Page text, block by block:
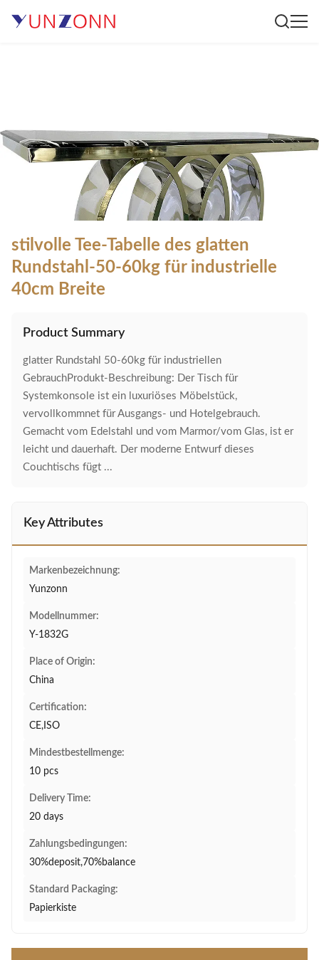
stilvolle Tee-Tabelle des glatten
Rundstahl-50-60kg für industrielle
40cm Breite
Product Summary
glatter Rundstahl 50-60kg für industriellen
GebrauchProdukt-Beschreibung: Der Tisch für
Systemkonsole ist ein luxuriöses Möbelstück,
vervollkommnet für Ausgangs- und Hotelgebrauch.
Gemacht vom Edelstahl und vom Marmor/vom Glas, ist er
leicht und dauerhaft. Der moderne Entwurf dieses
Couchtischs fügt ...
Key Attributes
Markenbezeichnung:
Yunzonn
Modellnummer:
Y-1832G
Place of Origin:
China
Certification:
CE,ISO
Mindestbestellmenge:
10 pcs
Delivery Time:
20 days
Zahlungsbedingungen:
30%deposit,70%balance
Standard Packaging:
Papierkiste